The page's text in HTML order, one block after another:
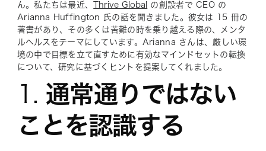
ん。私たちは最近、
Thrive Global
の創設者で CEO の
Arianna Huffington 氏の話を聞きました。彼女は 15 冊の
著書があり、その多くは苦難の時を乗り越える際の、メンタ
ルヘルスをテーマにしています。Arianna さんは、厳しい環
境の中で目標を立て直すために有効なマインドセットの転換
について、研究に基づくヒントを提案してくれました。
1. 通常通りではない
ことを認識する